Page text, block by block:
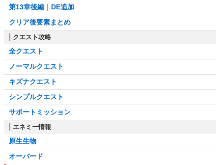
第13章後編｜DE追加
クリア後要素まとめ
クエスト攻略
全クエスト
ノーマルクエスト
キズナクエスト
シンプルクエスト
サポートミッション
エネミー情報
原生生物
オーバード